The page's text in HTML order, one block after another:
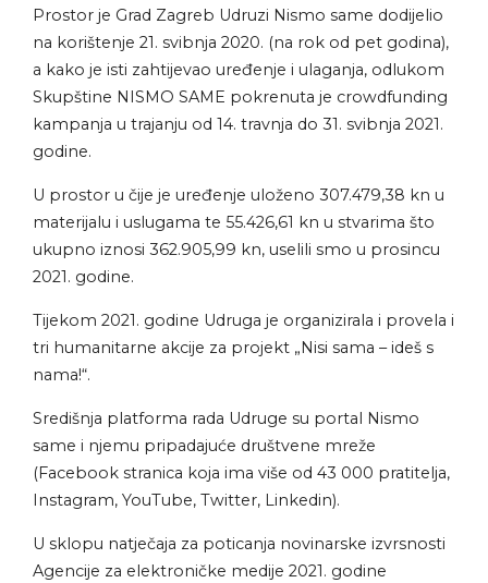
Prostor je Grad Zagreb Udruzi Nismo same dodijelio
na korištenje 21. svibnja 2020. (na rok od pet godina),
a kako je isti zahtijevao uređenje i ulaganja, odlukom
Skupštine NISMO SAME pokrenuta je crowdfunding
kampanja u trajanju od 14. travnja do 31. svibnja 2021.
godine.
U prostor u čije je uređenje uloženo 307.479,38 kn u
materijalu i uslugama te 55.426,61 kn u stvarima što
ukupno iznosi 362.905,99 kn, uselili smo u prosincu
2021. godine.
Tijekom 2021. godine Udruga je organizirala i provela i
tri humanitarne akcije za projekt „Nisi sama – ideš s
nama!“.
Središnja platforma rada Udruge su portal Nismo
same i njemu pripadajuće društvene mreže
(Facebook stranica koja ima više od 43 000 pratitelja,
Instagram, YouTube, Twitter, Linkedin).
U sklopu natječaja za poticanja novinarske izvrsnosti
Agencije za elektroničke medije 2021. godine